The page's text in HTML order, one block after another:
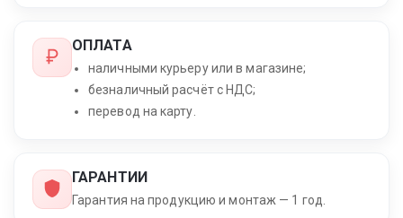
ОПЛАТА
наличными курьеру или в магазине;
безналичный расчёт с НДС;
перевод на карту.
ГАРАНТИИ
Гарантия на продукцию и монтаж — 1 год.